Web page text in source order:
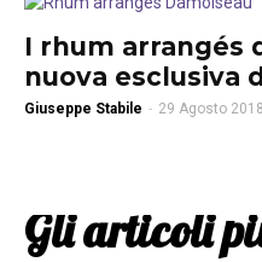
I rhum arrangés
nuova esclusiva
Giuseppe Stabile - 29 Agosto 2018
Gli articoli